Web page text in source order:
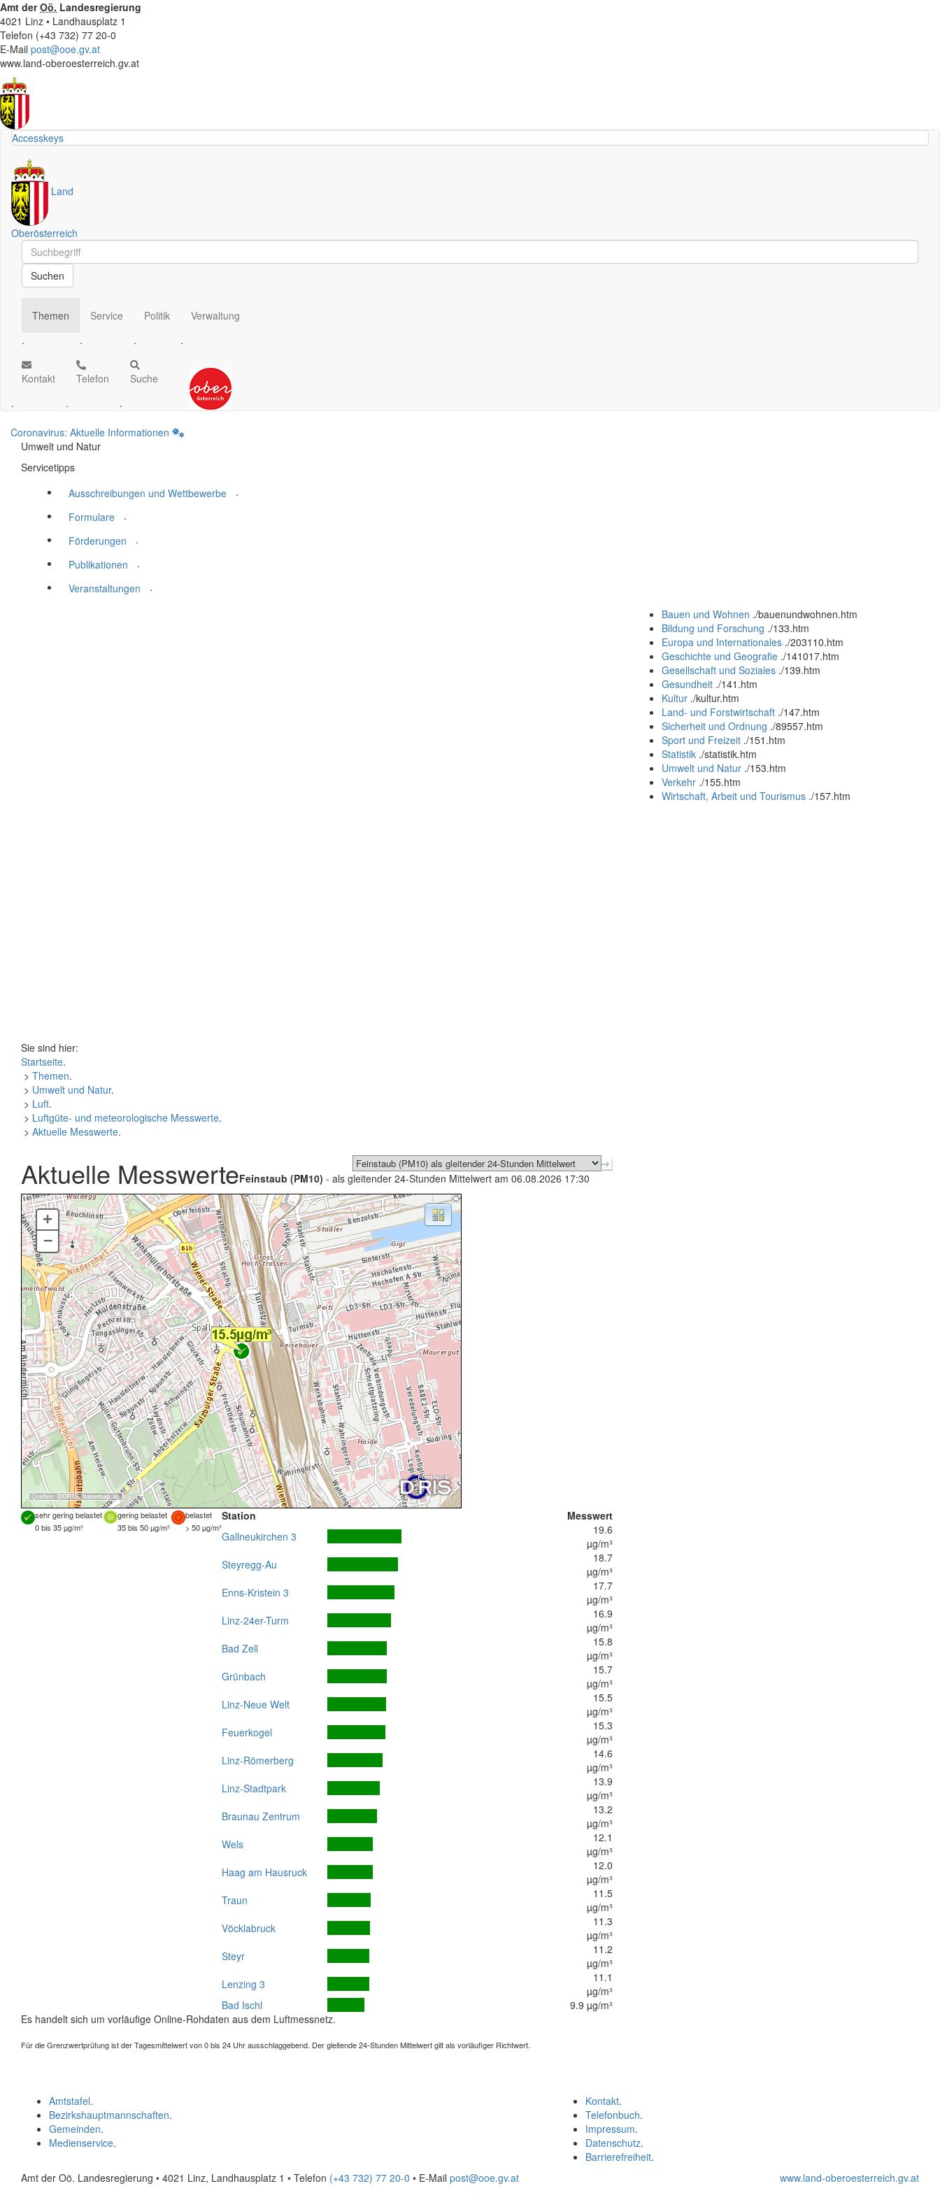
Amt derOö. Landesregierung
4021 Linz • Landhausplatz 1
Telefon (+43 732) 77 20-0
E-Mail post@ooe.gv.at
www.land-oberoesterreich.gv.at
Accesskeys
Land
Oberösterreich
Schnellsuche
Schnellsuche
Suchen
Themen
.
Service
.
Politik
.
Verwaltung
.
Kontakt
.
Telefon
.
Suche
.
Coronavirus: Aktuelle Informationen
Umwelt und Natur
Servicetipps
Ausschreibungen und Wettbewerbe
.
Formulare
.
Förderungen
.
Publikationen
.
Veranstaltungen
.
Bauen und Wohnen ./bauenundwohnen.htm
Bildung und Forschung ./133.htm
Europa und Internationales ./203110.htm
Geschichte und Geografie ./141017.htm
Gesellschaft und Soziales ./139.htm
Gesundheit ./141.htm
Kultur ./kultur.htm
Land- und Forstwirtschaft ./147.htm
Sicherheit und Ordnung ./89557.htm
Sport und Freizeit ./151.htm
Statistik ./statistik.htm
Umwelt und Natur ./153.htm
Verkehr ./155.htm
Wirtschaft, Arbeit und Tourismus ./157.htm
Sie sind hier:
Startseite.
> Themen.
> Umwelt und Natur.
> Luft.
> Luftgüte- und meteorologische Messwerte.
> Aktuelle Messwerte.
Aktuelle MesswerteFeinstaub (PM10) - als gleitender 24-Stunden Mittelwert am 06.08.2026 17:30
Quellen: DORIS, basemap.at
+
–
sehr gering belastet gering belastet
belastet
0 bis 35 µg/m³
35 bis 50 µg/m³ > 50 µg/m³
Station
Messwert
Gallneukirchen 3
19.6
µg/m³
Steyregg-Au
18.7
µg/m³
Enns-Kristein 3
17.7
µg/m³
Linz-24er-Turm
16.9
µg/m³
Bad Zell
15.8
µg/m³
Grünbach
15.7
µg/m³
Linz-Neue Welt
15.5
µg/m³
Feuerkogel
15.3
µg/m³
Linz-Römerberg
14.6
µg/m³
Linz-Stadtpark
13.9
µg/m³
Braunau Zentrum
13.2
µg/m³
Wels
12.1
µg/m³
Haag am Hausruck
12.0
µg/m³
Traun
11.5
µg/m³
Vöcklabruck
11.3
µg/m³
Steyr
11.2
µg/m³
Lenzing 3
11.1
µg/m³
Bad Ischl
9.9 µg/m³
Es handelt sich um vorläufige Online-Rohdaten aus dem Luftmessnetz.
Für die Grenzwertprüfung ist der Tagesmittelwert von 0 bis 24 Uhr ausschlaggebend. Der gleitende 24-Stunden Mittelwert gilt als vorläufiger Richtwert.
Kontakt.
Telefonbuch.
Impressum.
Datenschutz.
Barrierefreiheit.
Amtstafel.
Bezirkshauptmannschaften.
Gemeinden.
Medienservice.
Amt der Oö. Landesregierung • 4021 Linz, Landhausplatz 1 • Telefon (+43 732) 77 20-0 • E-Mail post@ooe.gv.at www.land-oberoesterreich.gv.at